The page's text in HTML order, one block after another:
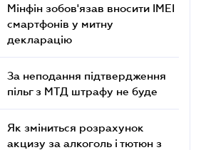
Мінфін зобов'язав вносити IMEI
смартфонів у митну
декларацію
За неподання підтвердження
пільг з МТД штрафу не буде
Як зміниться розрахунок
акцизу за алкоголь і тютюн з